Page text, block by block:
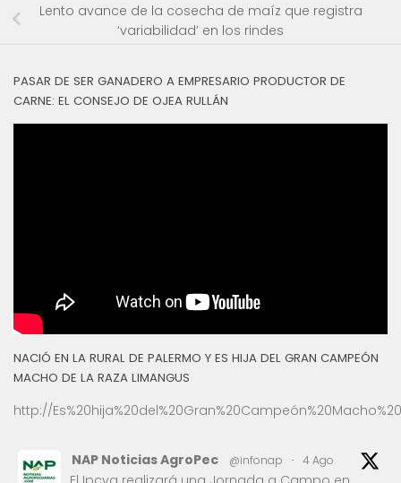
Lento avance de la cosecha de maíz que registra
‘variabilidad’ en los rindes
PASAR DE SER GANADERO A EMPRESARIO PRODUCTOR DE
CARNE: EL CONSEJO DE OJEA RULLÁN
NACIÓ EN LA RURAL DE PALERMO Y ES HIJA DEL GRAN CAMPEÓN
MACHO DE LA RAZA LIMANGUS
http://
NAP Noticias AgroPec @infonap · 4 Ago